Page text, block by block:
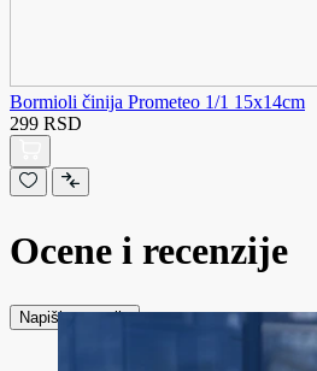
Bormioli činija Prometeo 1/1 15x14cm
299 RSD
Ocene i recenzije
Napiši recenziju